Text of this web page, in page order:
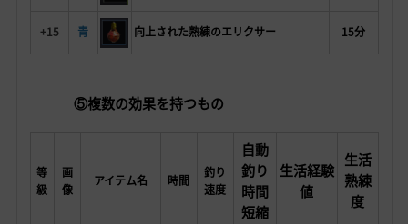
+15 青 向上された熟練のエリクサー 15分
⑤複数の効果を持つもの
等
級
画
像
アイテム名 時間
釣り
速度
自動
釣り
時間
短縮
生活経験
値
生活
熟練
度